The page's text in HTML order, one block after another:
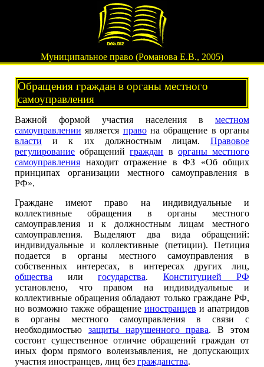
Муниципальное право (Романова Е.В., 2005)
Обращения граждан в органы местного
самоуправления
Важной формой участия населения в местном
самоуправлении является правона обращение в органы
власти и к их должностным лицам. Правовое
регулирование обращенийграждан в органы местного
самоуправления находит отражение в ФЗ «Об общих
принципах организации местного самоуправления в
РФ».
Граждане имеют право на индивидуальные и
коллективные обращения в органы местного
самоуправления и к должностным лицам местного
самоуправления. Выделяют два вида обращений:
индивидуальные и коллективные (петиции). Петиция
подается в органы местного самоуправления в
собственных интересах, в интересах других лиц,
общества или государства. Конституцией РФ
установлено, что правом на индивидуальные и
коллективные обращения обладают только граждане РФ,
но возможно также обращение иностранцев и апатридов
в органы местного самоуправления в связи с
необходимостью защиты нарушенного права. В этом
состоит существенное отличие обращений граждан от
иных форм прямого волеизъявления, не допускающих
участия иностранцев, лиц без гражданства.